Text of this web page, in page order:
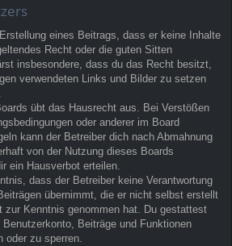
eines Beitrags, dass er keine Inhalte
Recht oder die guten Sitten
insbesondere, dass du das Recht besitzt,
verwendeten Links und Bilder zu setzen
übt das Hausrecht aus. Bei Verstößen
oder anderer im Board
kann der Betreiber dich nach Abmahnung
von der Nutzung dieses Boards
ein Hausverbot erteilen.
dass der Betreiber keine Verantwortung
übernimmt, die er nicht selbst erstellt
zur Kenntnis genommen hat. Du gestattest
Beiträge und Funktionen
oder zu sperren.